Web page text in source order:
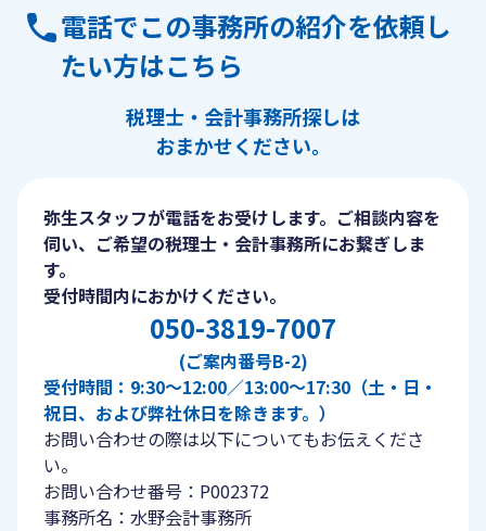
電話でこの事務所の紹介を依頼し
たい方はこちら
税理士・会計事務所探しは
おまかせください。
弥生スタッフが電話をお受けします。ご相談内容を
伺い、ご希望の税理士・会計事務所にお繋ぎしま
す。
受付時間内におかけください。
050-3819-7007
(ご案内番号B-2)
受付時間：9:30〜12:00／13:00〜17:30（土・日・
祝日、および弊社休日を除きます。）
お問い合わせの際は以下についてもお伝えくださ
い。
お問い合わせ番号：P002372
事務所名：水野会計事務所